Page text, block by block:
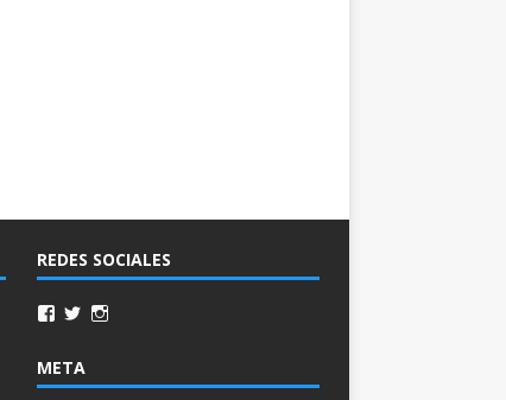
REDES SOCIALES
META